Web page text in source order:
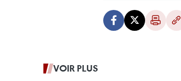
VOIR PLUS